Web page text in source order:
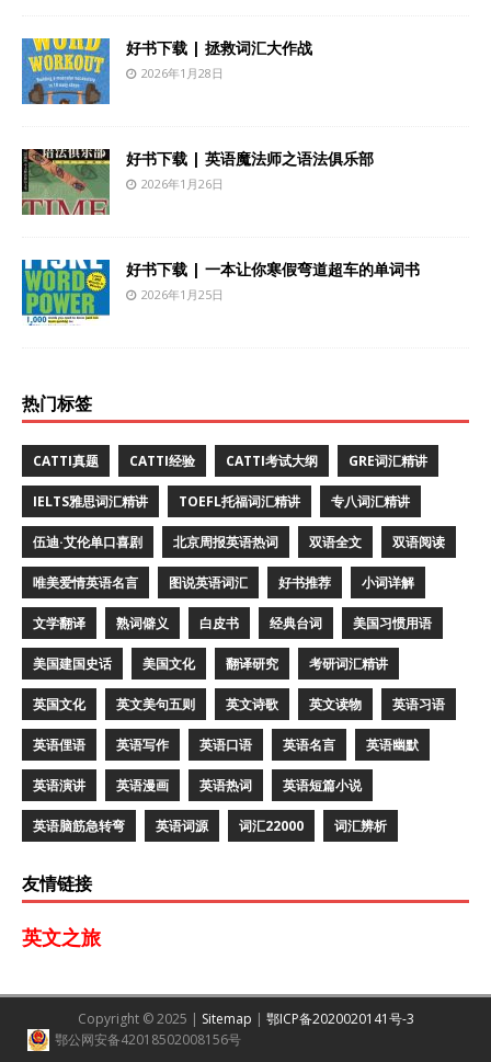
好书下载 | 拯救词汇大作战
2026年1月28日
好书下载 | 英语魔法师之语法俱乐部
2026年1月26日
好书下载 | 一本让你寒假弯道超车的单词书
2026年1月25日
热门标签
CATTI真题 CATTI经验 CATTI考试大纲 GRE词汇精讲
IELTS雅思词汇精讲 TOEFL托福词汇精讲 专八词汇精讲
伍迪·艾伦单口喜剧 北京周报英语热词 双语全文 双语阅读
唯美爱情英语名言 图说英语词汇 好书推荐 小词详解
文学翻译 熟词僻义 白皮书 经典台词 美国习惯用语
美国建国史话 美国文化 翻译研究 考研词汇精讲
英国文化 英文美句五则 英文诗歌 英文读物 英语习语
英语俚语 英语写作 英语口语 英语名言 英语幽默
英语演讲 英语漫画 英语热词 英语短篇小说
英语脑筋急转弯 英语词源 词汇22000 词汇辨析
友情链接
英文之旅
Copyright © 2025 | Sitemap | 鄂ICP备2020020141号-3
鄂公网安备42018502008156号